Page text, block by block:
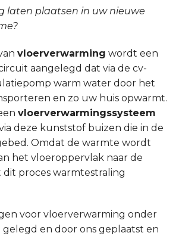
laten plaatsen in uw nieuwe
vloerverwarming wordt een
aangelegd dat via de cv-
warm water door het
en zo uw huis opwarmt.
vloerverwarmingssysteem
deze kunststof buizen die in de
Omdat de warmte wordt
het vloeroppervlak naar de
proces warmtestraling
voor vloerverwarming onder
en door ons geplaatst en